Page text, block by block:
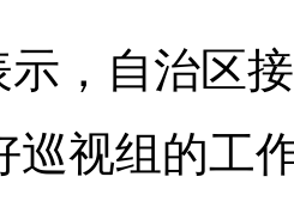
示，自治区
巡视组的工